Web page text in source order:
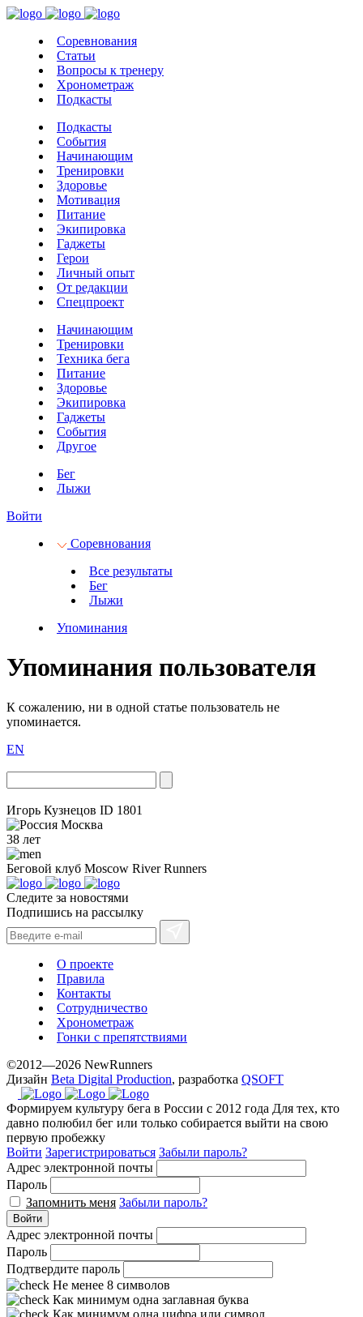
Соревнования
Статьи
Вопросы к тренеру
Хронометраж
Подкасты
Подкасты
События
Начинающим
Тренировки
Здоровье
Мотивация
Питание
Экипировка
Гаджеты
Герои
Личный опыт
От редакции
Спецпроект
Начинающим
Тренировки
Техника бега
Питание
Здоровье
Экипировка
Гаджеты
События
Другое
Бег
Лыжи
Войти
Соревнования
Все результаты
Бег
Лыжи
Упоминания
Упоминания пользователя
К сожалению, ни в одной статье пользователь не
упоминается.
EN
Игорь Кузнецов ID 1801
Москва
38 лет
Беговой клуб Moscow River Runners
Следите за новостями
Подпишись на рассылку
О проекте
Правила
Контакты
Сотрудничество
Хронометраж
Гонки с препятствиями
©2012—2026 NewRunners
Дизайн Beta Digital Production, разработка QSOFT
Формируем культуру бега в России с 2012 года Для тех, кто
давно полюбил бег или только собирается выйти на свою
первую пробежку
Войти Зарегистрироваться Забыли пароль?
Адрес электронной почты
Пароль
Запомнить меня Забыли пароль?
Войти
Адрес электронной почты
Пароль
Подтвердите пароль
Не менее 8 символов
Как минимум одна заглавная буква
Как минимум одна цифра или символ